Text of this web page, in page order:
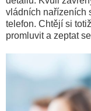
vládních nařízeních
telefon. Chtějí si
promluvit a zeptat